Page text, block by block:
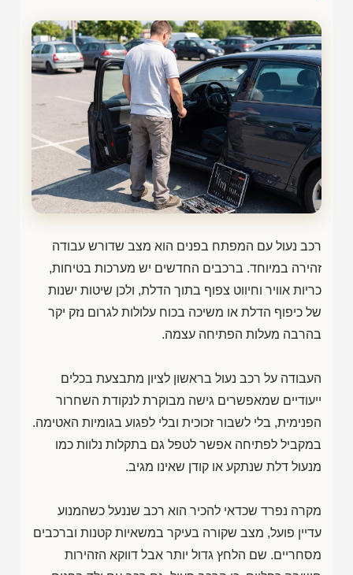
רכב נעול עם המפתח בפנים הוא מצב שדורש עבודה
זהירה במיוחד. ברכבים החדשים יש מערכות בטיחות,
כריות אוויר וחיווט צפוף בתוך הדלת, ולכן שיטות ישנות
של כיפוף הדלת או משיכה בכוח עלולות לגרום נזק יקר
בהרבה מעלות הפתיחה עצמה.
העבודה על רכב נעול בראשון לציון מתבצעת בכלים
ייעודיים שמאפשרים גישה מבוקרת לנקודת השחרור
הפנימית, בלי לשבור זכוכית ובלי לפגוע בגומיות האטימה.
במקביל לפתיחה אפשר לטפל גם בתקלות נלוות כמו
מנעול דלת שנתקע או קודן שאינו מגיב.
מקרה נפרד שכדאי להכיר הוא רכב שננעל כשהמנוע
עדיין פועל, מצב שקורה בעיקר במשאיות קטנות וברכבים
מסחריים. שם הלחץ גדול יותר אבל דווקא הזהירות